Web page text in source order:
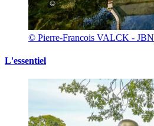
© Pierre-Francois VALCK - JBN
L'essentiel